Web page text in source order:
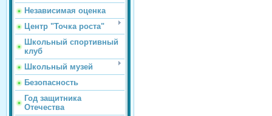
Независимая оценка
Центр "Точка роста"
Школьный спортивный
клуб
Школьный музей
Безопасность
Год защитника
Отечества